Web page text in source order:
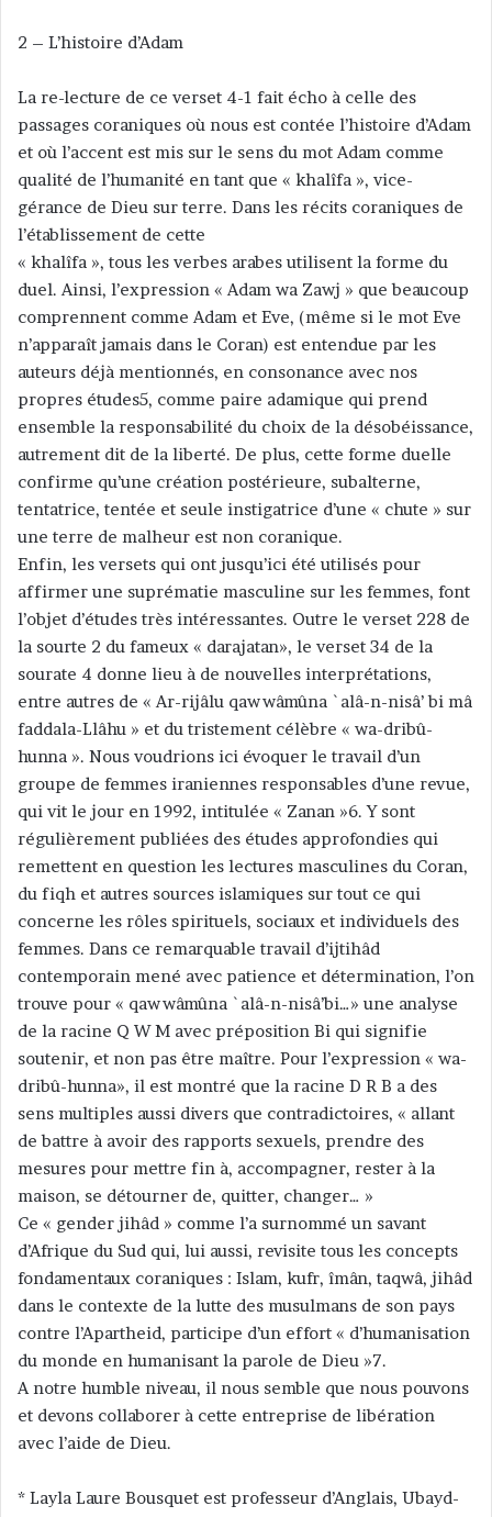
2 – L’histoire d’Adam
La re-lecture de ce verset 4-1 fait écho à celle des
passages coraniques où nous est contée l’histoire d’Adam
et où l’accent est mis sur le sens du mot Adam comme
qualité de l’humanité en tant que « khalîfa », vice-
gérance de Dieu sur terre. Dans les récits coraniques de
l’établissement de cette
« khalîfa », tous les verbes arabes utilisent la forme du
duel. Ainsi, l’expression « Adam wa Zawj » que beaucoup
comprennent comme Adam et Eve, (même si le mot Eve
n’apparaît jamais dans le Coran) est entendue par les
auteurs déjà mentionnés, en consonance avec nos
propres études5, comme paire adamique qui prend
ensemble la responsabilité du choix de la désobéissance,
autrement dit de la liberté. De plus, cette forme duelle
confirme qu’une création postérieure, subalterne,
tentatrice, tentée et seule instigatrice d’une « chute » sur
une terre de malheur est non coranique.
Enfin, les versets qui ont jusqu’ici été utilisés pour
affirmer une suprématie masculine sur les femmes, font
l’objet d’études très intéressantes. Outre le verset 228 de
la sourte 2 du fameux « darajatan», le verset 34 de la
sourate 4 donne lieu à de nouvelles interprétations,
entre autres de « Ar-rijâlu qawwâmûna `alâ-n-nisâ’ bi mâ
faddala-Llâhu » et du tristement célèbre « wa-dribû-
hunna ». Nous voudrions ici évoquer le travail d’un
groupe de femmes iraniennes responsables d’une revue,
qui vit le jour en 1992, intitulée « Zanan »6. Y sont
régulièrement publiées des études approfondies qui
remettent en question les lectures masculines du Coran,
du fiqh et autres sources islamiques sur tout ce qui
concerne les rôles spirituels, sociaux et individuels des
femmes. Dans ce remarquable travail d’ijtihâd
contemporain mené avec patience et détermination, l’on
trouve pour « qawwâmûna `alâ-n-nisâ’bi…» une analyse
de la racine Q W M avec préposition Bi qui signifie
soutenir, et non pas être maître. Pour l’expression « wa-
dribû-hunna», il est montré que la racine D R B a des
sens multiples aussi divers que contradictoires, « allant
de battre à avoir des rapports sexuels, prendre des
mesures pour mettre fin à, accompagner, rester à la
maison, se détourner de, quitter, changer… »
Ce « gender jihâd » comme l’a surnommé un savant
d’Afrique du Sud qui, lui aussi, revisite tous les concepts
fondamentaux coraniques : Islam, kufr, îmân, taqwâ, jihâd
dans le contexte de la lutte des musulmans de son pays
contre l’Apartheid, participe d’un effort « d’humanisation
du monde en humanisant la parole de Dieu »7.
A notre humble niveau, il nous semble que nous pouvons
et devons collaborer à cette entreprise de libération
avec l’aide de Dieu.
* Layla Laure Bousquet est professeur d’Anglais, Ubayd-